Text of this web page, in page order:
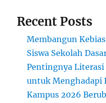
Recent Posts
Membangun
Siswa Sekolah
Pentingnya
untuk Menghadapi
Kampus 2026